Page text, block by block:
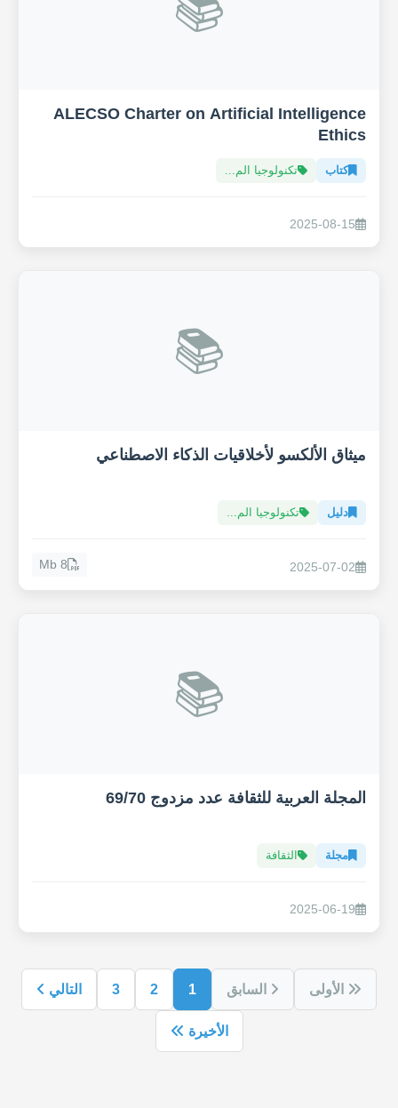
ALECSO Charter on Artificial Intelligence
Ethics
كتاب تكنولوجيا الم...
2025-08-15
📚
ميثاق الألكسو لأخلاقيات الذكاء الاصطناعي
دليل تكنولوجيا الم...
2025-07-02
8 Mb
📚
المجلة العربية للثقافة عدد مزدوج 69/70
مجلة الثقافة
2025-06-19
الأولى السابق 1
2
3 التالي
الأخيرة